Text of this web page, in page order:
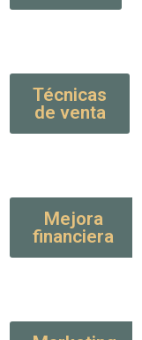
Técnicas
de venta
Mejora
financiera